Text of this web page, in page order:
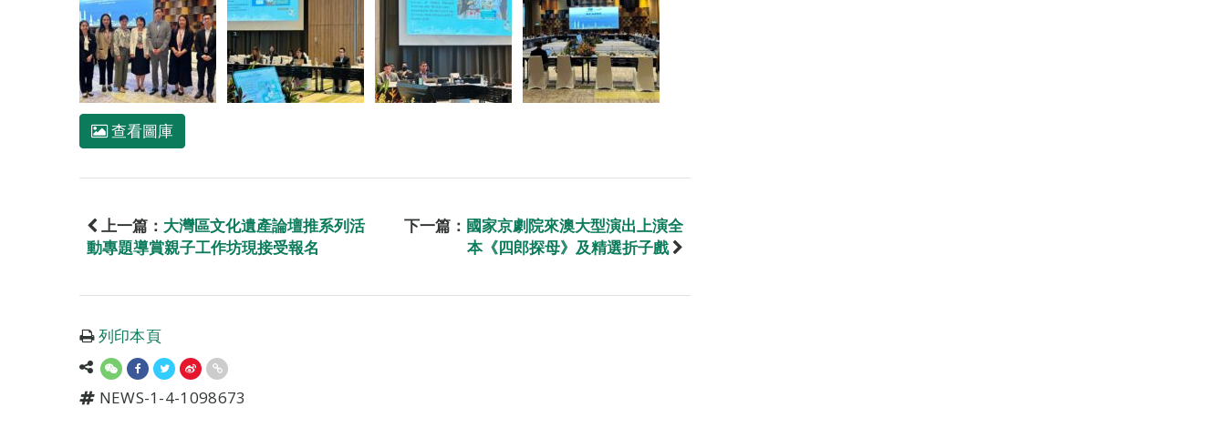
查看圖庫
上一篇： 大灣區文化遺產論壇推系列活
動專題導賞親子工作坊現接受報名
下一篇： 國家京劇院來澳大型演出上演全
本《四郎探母》及精選折子戲
列印本頁
NEWS-1-4-1098673